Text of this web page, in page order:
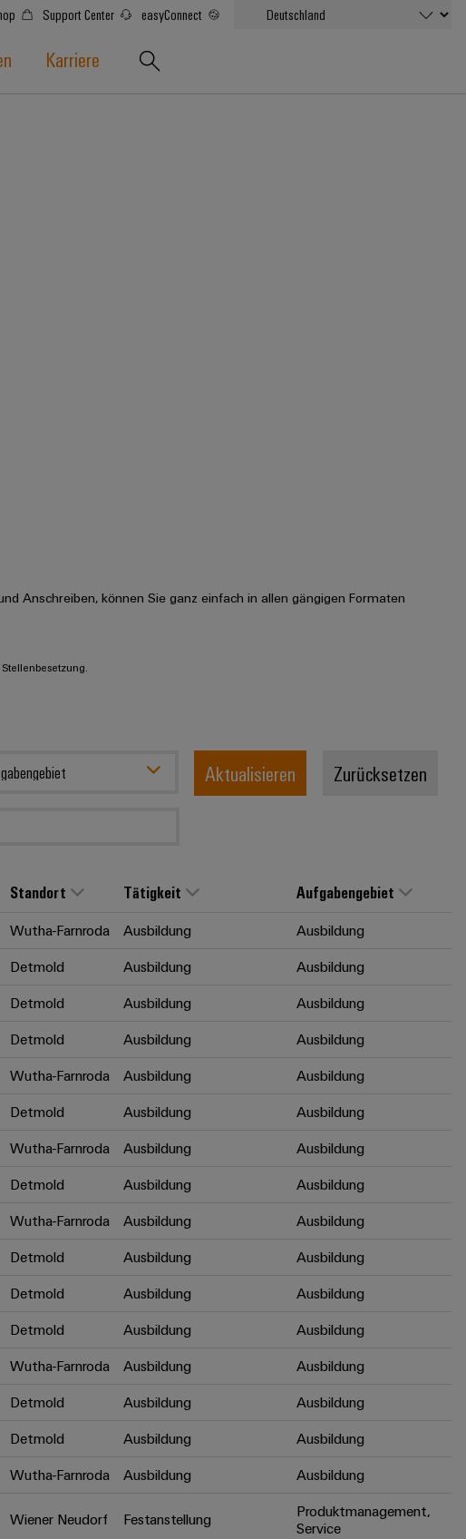
Support Center easyConnect
Karriere
Anschreiben, können Sie ganz einfach in allen gängigen Formaten
Zurücksetzen
Aktualisieren
Standort Tätigkeit Aufgabengebiet
Wutha-Farnroda Ausbildung
Ausbildung
Detmold Ausbildung
Ausbildung
Detmold Ausbildung
Ausbildung
Detmold Ausbildung
Ausbildung
Wutha-Farnroda Ausbildung
Ausbildung
Detmold Ausbildung
Ausbildung
Wutha-Farnroda Ausbildung
Ausbildung
Detmold Ausbildung
Ausbildung
Wutha-Farnroda Ausbildung
Ausbildung
Detmold Ausbildung
Ausbildung
Detmold Ausbildung
Ausbildung
Detmold Ausbildung
Ausbildung
Wutha-Farnroda Ausbildung
Ausbildung
Detmold Ausbildung
Ausbildung
Detmold Ausbildung
Ausbildung
Wutha-Farnroda Ausbildung Ausbildung
Wiener Neudorf Festanstellung
Produktmanagement,
Service